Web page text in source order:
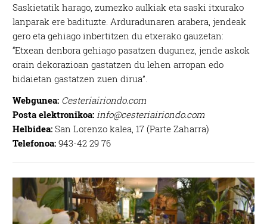
Saskietatik harago, zumezko aulkiak eta saski itxurako
lanparak ere badituzte. Arduradunaren arabera, jendeak
gero eta gehiago inbertitzen du etxerako gauzetan:
“Etxean denbora gehiago pasatzen dugunez, jende askok
orain dekorazioan gastatzen du lehen arropan edo
bidaietan gastatzen zuen dirua”.
Webgunea: Cesteriairiondo.com
Posta elektronikoa: info@cesteriairiondo.com
Helbidea: San Lorenzo kalea, 17 (Parte Zaharra)
Telefonoa: 943-42 29 76